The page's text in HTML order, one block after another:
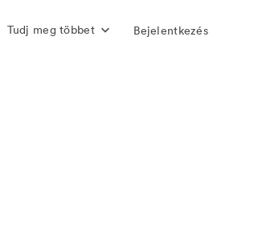
Tudj meg többet Bejelentkezés